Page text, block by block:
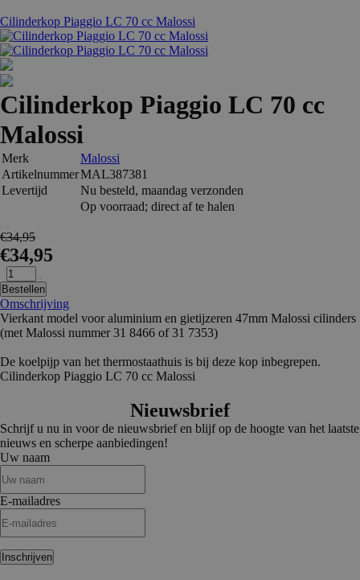
Cilinderkop Piaggio LC 70 cc Malossi
Cilinderkop Piaggio LC 70 cc
Malossi
Merk
Malossi
ArtikelnummerMAL387381
Levertijd
Nu besteld, maandag verzonden
Op voorraad; direct af te halen
€34,95
€34,95
Bestellen
Omschrijving
Vierkant model voor aluminium en gietijzeren 47mm Malossi cilinders
(met Malossi nummer 31 8466 of 31 7353)
De koelpijp van het thermostaathuis is bij deze kop inbegrepen.
Cilinderkop Piaggio LC 70 cc Malossi
Nieuwsbrief
Schrijf u nu in voor de nieuwsbrief en blijf op de hoogte van het laatste
nieuws en scherpe aanbiedingen!
Uw naam
E-mailadres
Inschrijven